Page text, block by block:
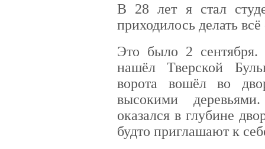
В 28 лет я стал
приходилось делать
Это было 2
нашёл Тверской
ворота вошёл во
высокими
оказался в глубине
будто приглашают к